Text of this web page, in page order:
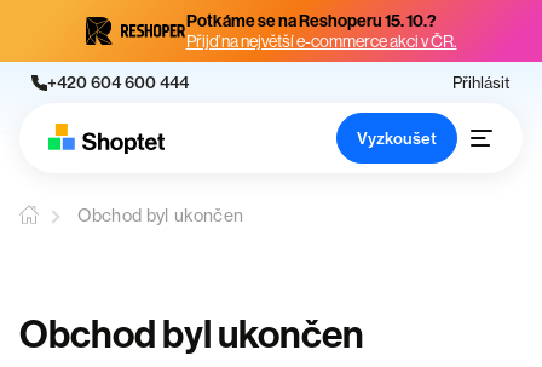
Potkáme se na Reshoperu 15. 10.?
Přijď na největší e-commerce akci v ČR.
+420 604 600 444 Přihlásit
Vyzkoušet
Obchod byl ukončen
Obchod byl ukončen